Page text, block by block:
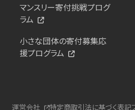
マンスリー寄付挑戦プログ
ラム
小さな団体の寄付募集応
援プログラム
運営会社 特定商取引法に基づく表記